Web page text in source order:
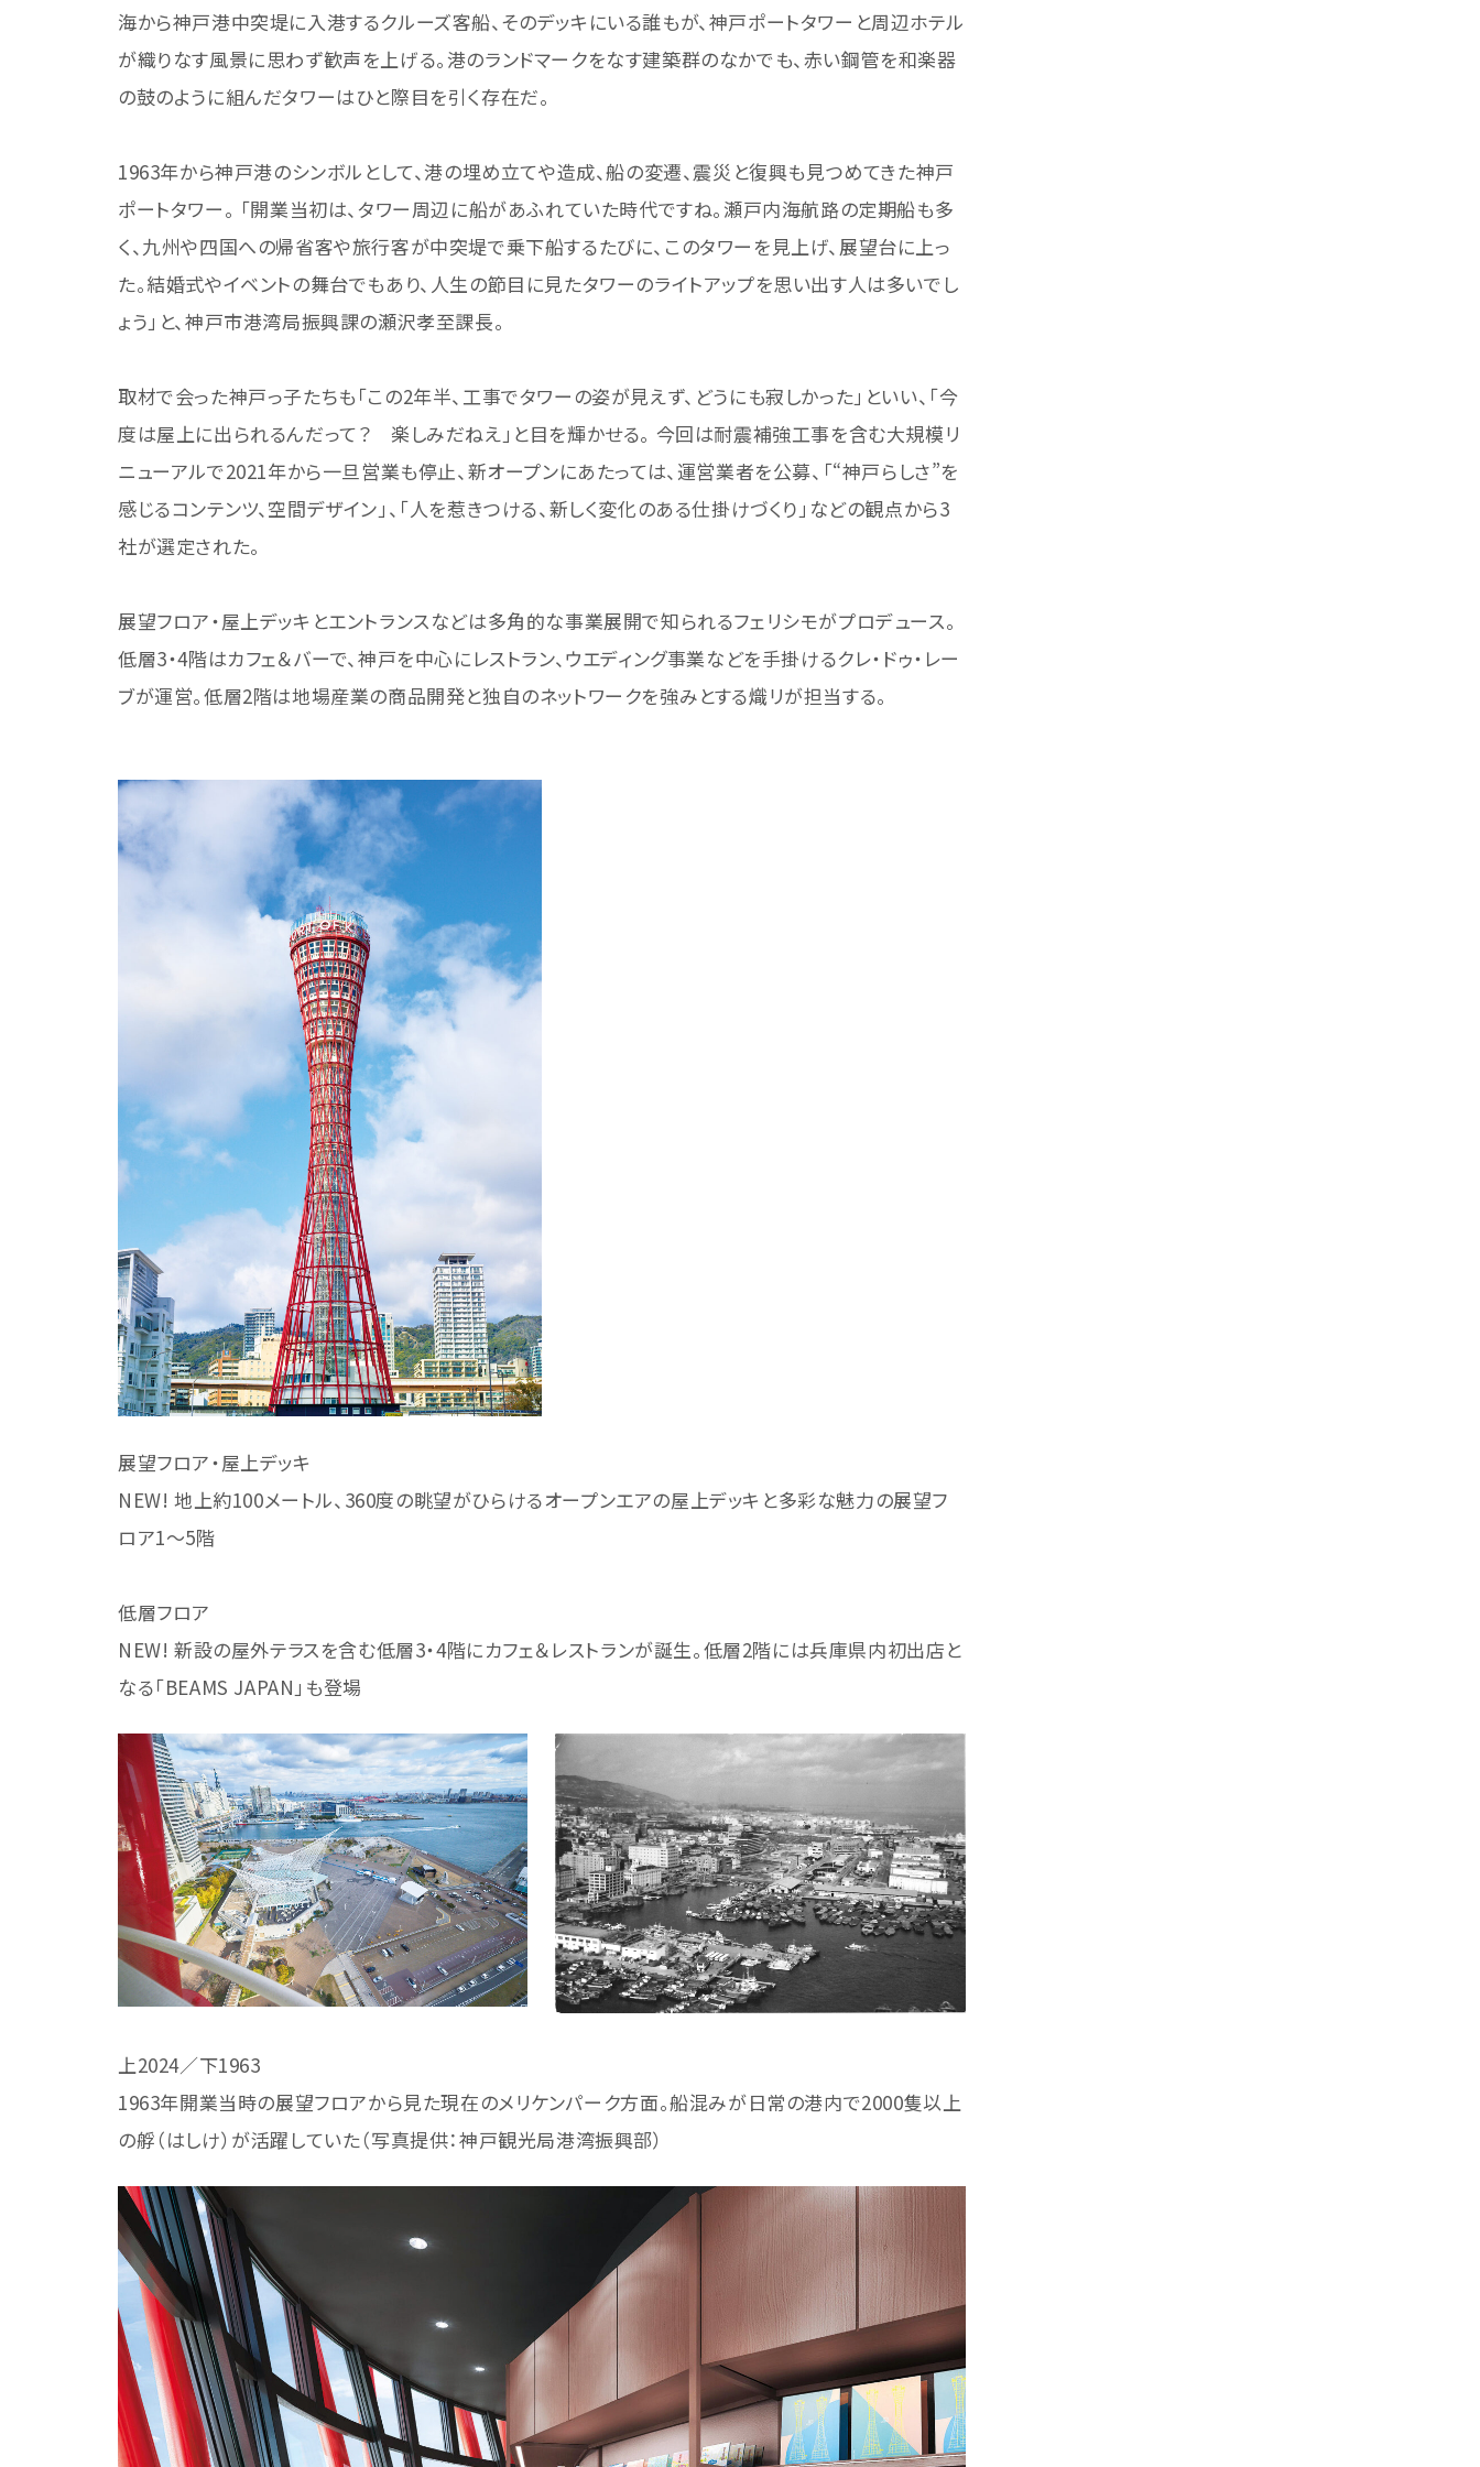
海から神戸港中突堤に入港するクルーズ客船、そのデッキにいる誰もが、神戸ポートタワーと周辺ホテル
が織りなす風景に思わず歓声を上げる。港のランドマークをなす建築群のなかでも、赤い鋼管を和楽器
の鼓のように組んだタワーはひと際目を引く存在だ。
1963年から神戸港のシンボルとして、港の埋め立てや造成、船の変遷、震災と復興も見つめてきた神戸
ポートタワー。 「開業当初は、タワー周辺に船があふれていた時代ですね。瀬戸内海航路の定期船も多
く、九州や四国への帰省客や旅行客が中突堤で乗下船するたびに、このタワーを見上げ、展望台に上っ
た。結婚式やイベントの舞台でもあり、人生の節目に見たタワーのライトアップを思い出す人は多いでし
ょう」と、神戸市港湾局振興課の瀬沢孝至課長。
取材で会った神戸っ子たちも「この2年半、工事でタワーの姿が見えず、どうにも寂しかった」といい、「今
度は屋上に出られるんだって？ 楽しみだねえ」と目を輝かせる。 今回は耐震補強工事を含む大規模リ
ニューアルで2021年から一旦営業も停止、新オープンにあたっては、運営業者を公募、「“神戸らしさ”を
感じるコンテンツ、空間デザイン」、「人を惹きつける、新しく変化のある仕掛けづくり」などの観点から3
社が選定された。
展望フロア・屋上デッキとエントランスなどは多角的な事業展開で知られるフェリシモがプロデュース。
低層3・4階はカフェ＆バーで、神戸を中心にレストラン、ウエディング事業などを手掛けるクレ・ドゥ・レー
ブが運営。低層2階は地場産業の商品開発と独自のネットワークを強みとする熾リが担当する。
展望フロア・屋上デッキ
NEW! 地上約100メートル、360度の眺望がひらけるオープンエアの屋上デッキと多彩な魅力の展望フ
ロア1～5階
低層フロア
NEW! 新設の屋外テラスを含む低層3・4階にカフェ＆レストランが誕生。低層2階には兵庫県内初出店と
なる「BEAMS JAPAN」も登場
上2024／下1963
1963年開業当時の展望フロアから見た現在のメリケンパーク方面。船混みが日常の港内で2000隻以上
の艀（はしけ）が活躍していた（写真提供：神戸観光局港湾振興部）